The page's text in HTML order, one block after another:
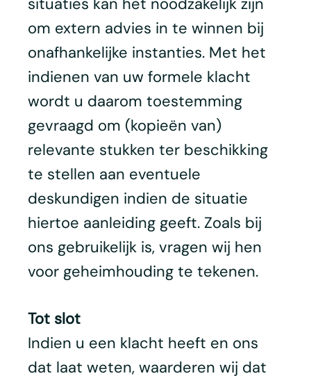
om extern advies in te winnen bij
onafhankelijke instanties. Met het
indienen van uw formele klacht
wordt u daarom toestemming
gevraagd om (kopieën van)
relevante stukken ter beschikking
te stellen aan eventuele
deskundigen indien de situatie
hiertoe aanleiding geeft. Zoals bij
ons gebruikelijk is, vragen wij hen
voor geheimhouding te tekenen.
Tot slot
Indien u een klacht heeft en ons
dat laat weten, waarderen wij dat